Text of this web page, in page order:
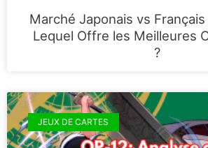
Marché Japonais vs
Lequel Offre les Meilleures
?
JEUX DE CARTES